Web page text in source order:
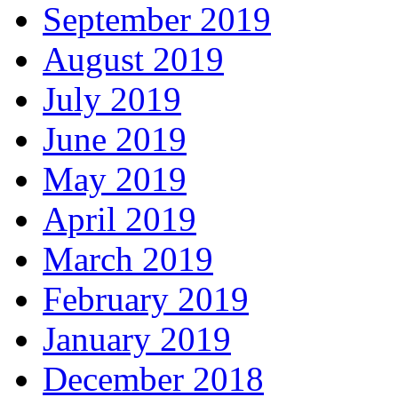
September 2019
August 2019
July 2019
June 2019
May 2019
April 2019
March 2019
February 2019
January 2019
December 2018